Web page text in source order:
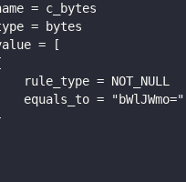
= c_bytes
= bytes
= [
rule_type = NOT_NULL
equals_to = "bWlJWmo="